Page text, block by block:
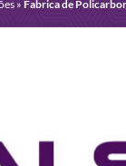
» Fabrica de